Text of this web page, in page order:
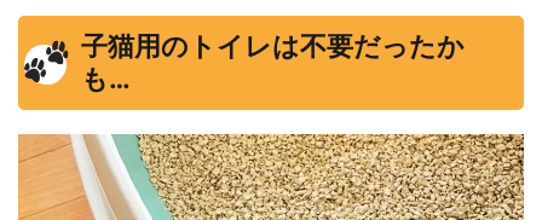
子猫用のトイレは不要だったか
も…